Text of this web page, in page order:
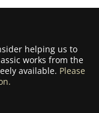
helping us to
works from the
available. Please